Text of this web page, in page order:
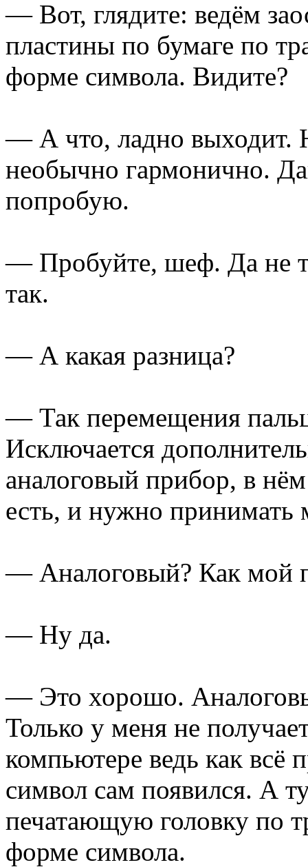
— Вот, глядите: ведём
пластины по бумаге по
форме символа. Видите?
— А что, ладно выходит.
необычно гармонично.
попробую.
— Пробуйте, шеф. Да не
так.
— А какая разница?
— Так перемещения
Исключается
аналоговый прибор, в
есть, и нужно
— Аналоговый? Как мой
— Ну да.
— Это хорошо.
Только у меня не
компьютере ведь как
символ сам появился. А
печатающую головку по
форме символа.